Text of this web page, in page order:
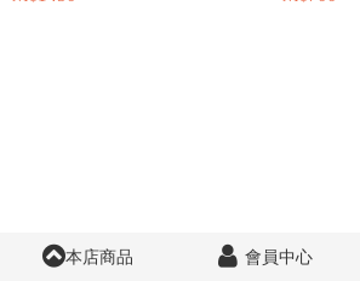
本店商品 會員中心